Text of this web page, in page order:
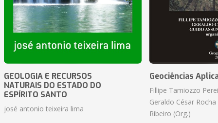
GEOLOGIA E RECURSOS
NATURAIS DO ESTADO DO
ESPÍRITO SANTO
josé antonio teixeira lima
Geociências
Fillipe Tamiozzo
Geraldo César
Ribeiro (Org.)